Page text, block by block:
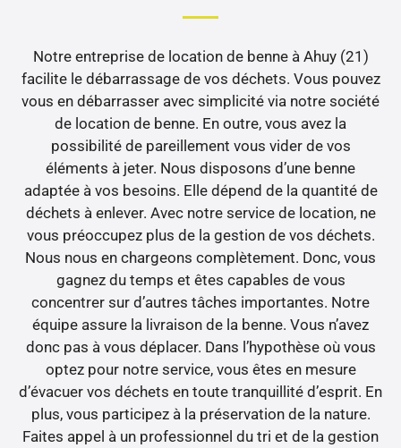
Notre entreprise de location de benne à Ahuy (21)
facilite le débarrassage de vos déchets. Vous pouvez
vous en débarrasser avec simplicité via notre société
de location de benne. En outre, vous avez la
possibilité de pareillement vous vider de vos
éléments à jeter. Nous disposons d’une benne
adaptée à vos besoins. Elle dépend de la quantité de
déchets à enlever. Avec notre service de location, ne
vous préoccupez plus de la gestion de vos déchets.
Nous nous en chargeons complètement. Donc, vous
gagnez du temps et êtes capables de vous
concentrer sur d’autres tâches importantes. Notre
équipe assure la livraison de la benne. Vous n’avez
donc pas à vous déplacer. Dans l’hypothèse où vous
optez pour notre service, vous êtes en mesure
d’évacuer vos déchets en toute tranquillité d’esprit. En
plus, vous participez à la préservation de la nature.
Faites appel à un professionnel du tri et de la gestion